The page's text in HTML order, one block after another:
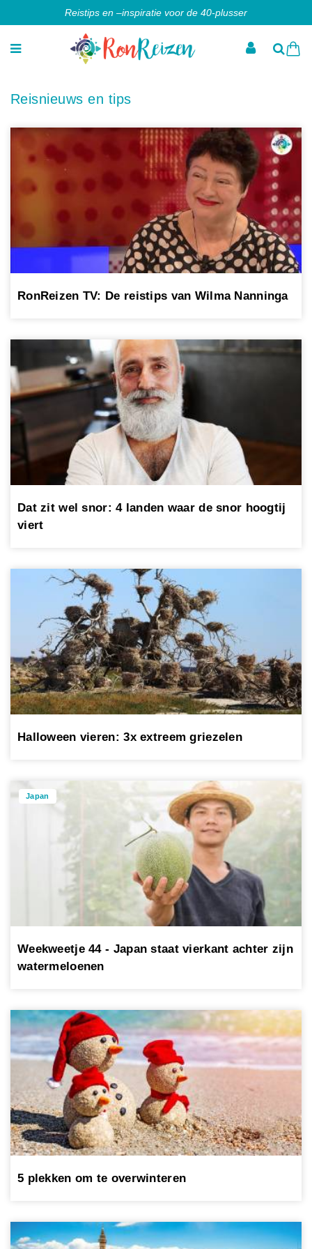
Reistips en –inspiratie voor de 40-plusser
Reisnieuws en tips
RonReizen TV: De reistips van Wilma Nanninga
Dat zit wel snor: 4 landen waar de snor hoogtij
viert
Halloween vieren: 3x extreem griezelen
Japan
Weekweetje 44 - Japan staat vierkant achter zijn
watermeloenen
5 plekken om te overwinteren